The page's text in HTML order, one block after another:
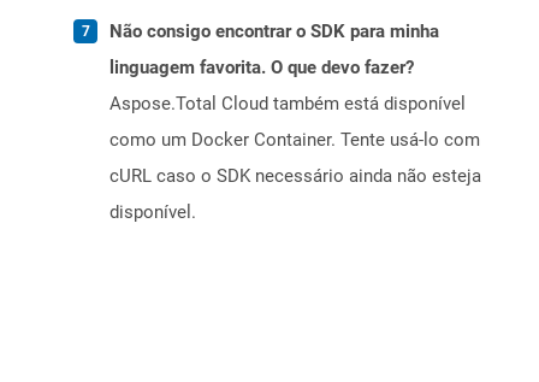
Não consigo encontrar o SDK para minha
linguagem favorita. O que devo fazer?
Aspose.Total Cloud também está disponível
como um Docker Container. Tente usá-lo com
cURL caso o SDK necessário ainda não esteja
disponível.